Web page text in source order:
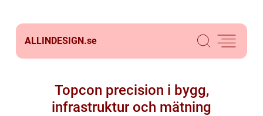
ALLINDESIGN.se
Topcon precision i bygg,
infrastruktur och mätning